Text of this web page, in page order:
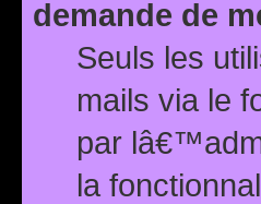
demande de
Seuls les
mails via le
par
la